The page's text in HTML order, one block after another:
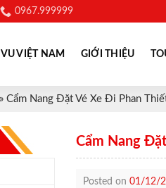
0967.999999
VIỆT NAM GIỚI THIỆU
» Cẩm Nang Đặt Vé Xe Đi Phan
Cẩm Nang
Posted on 01/12/